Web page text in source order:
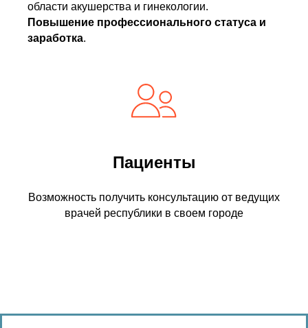
области акушерства и гинекологии.
Повышение профессионального статуса и
заработка.
Пациенты
Возможность получить консультацию от ведущих
врачей республики в своем городе